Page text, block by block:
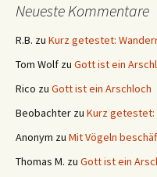
Neueste Kommentare
R.B. zu Kurz getestet:
Tom Wolf zu Gott ist ein
Rico zu Gott ist ein Arschloch
Beobachter zu Kurz getestet:
Anonym zu Mit Vögeln
Thomas M. zu Gott ist ein